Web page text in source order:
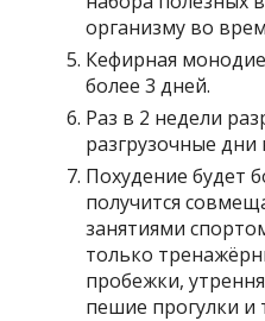
организму во
Кефирная
более 3 дней.
Раз в 2 недели
разгрузочные дни
Похудение будет
получится
занятиями
только
пробежки,
пешие прогулки и